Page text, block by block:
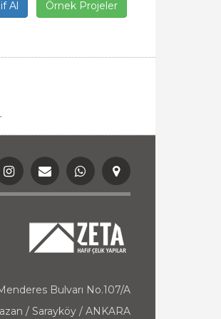
Al Örnek Projeler
Bulvarı No.107/A
/ Sarayköy / ANKARA